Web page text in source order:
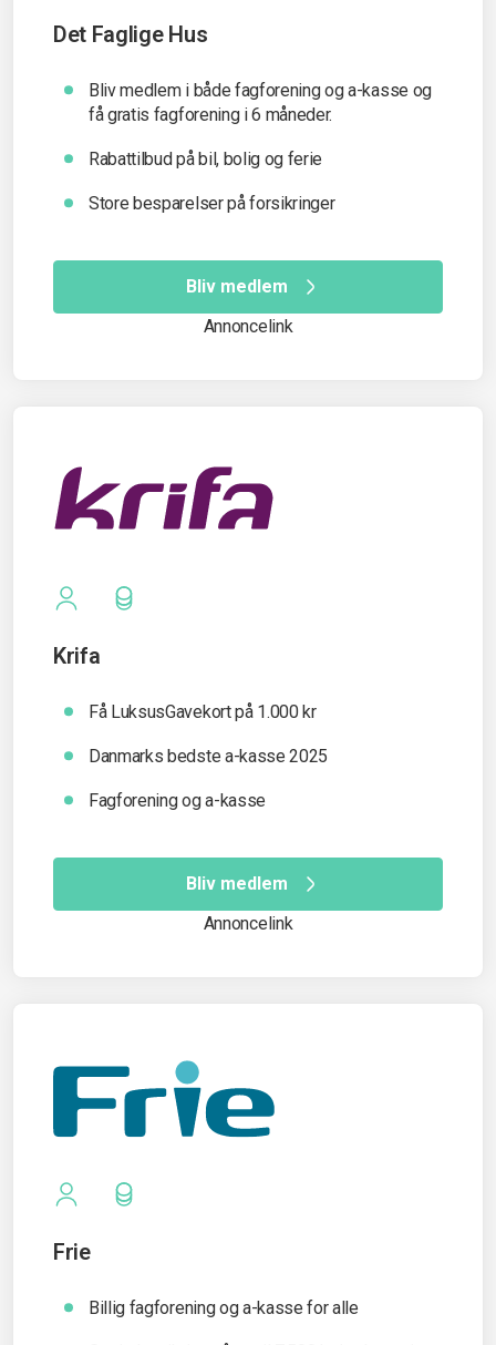
Det Faglige Hus
Bliv medlem i både fagforening og a-kasse og
få gratis fagforening i 6 måneder.
Rabattilbud på bil, bolig og ferie
Store besparelser på forsikringer
Bliv medlem
Annoncelink
Krifa
Få LuksusGavekort på 1.000 kr
Danmarks bedste a-kasse 2025
Fagforening og a-kasse
Bliv medlem
Annoncelink
Frie
Billig fagforening og a-kasse for alle